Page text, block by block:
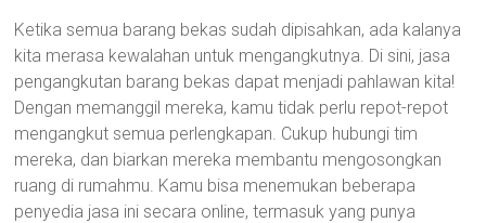
Ketika semua barang bekas sudah dipisahkan, ada kalanya
kita merasa kewalahan untuk mengangkutnya. Di sini, jasa
pengangkutan barang bekas dapat menjadi pahlawan kita!
Dengan memanggil mereka, kamu tidak perlu repot-repot
mengangkut semua perlengkapan. Cukup hubungi tim
mereka, dan biarkan mereka membantu mengosongkan
ruang di rumahmu. Kamu bisa menemukan beberapa
penyedia jasa ini secara online, termasuk yang punya